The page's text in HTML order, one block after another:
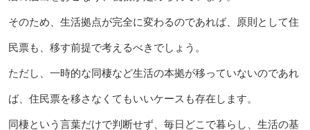
そのため、生活拠点が完全に変わるのであれば、原則として住
民票も、移す前提で考えるべきでしょう。
ただし、一時的な同棲など生活の本拠が移っていないのであれ
ば、住民票を移さなくてもいいケースも存在します。
同棲という言葉だけで判断せず、毎日どこで暮らし、生活の基